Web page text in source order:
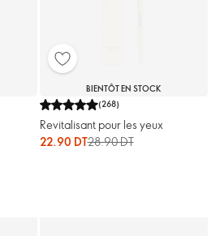
BIENTÔT EN STOCK
(268)
Revitalisant pour les yeux
22.90 DT28.90 DT